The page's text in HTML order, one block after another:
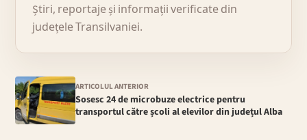
Știri, reportaje și informații verificate din
județele Transilvaniei.
ARTICOLUL ANTERIOR
Sosesc 24 de microbuze electrice pentru
transportul către școli al elevilor din județul Alba